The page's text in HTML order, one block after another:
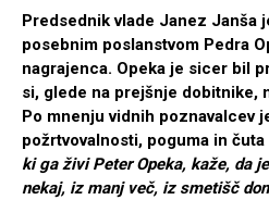
Predsednik vlade Janez Janša
posebnim poslanstvom Pedra
nagrajenca. Opeka je sicer bil
si, glede na prejšnje dobitnike,
Po mnenju vidnih poznavalcev
požrtvovalnosti, poguma in
ki ga živi Peter Opeka, kaže, da
nekaj, iz manj več, iz smetišč